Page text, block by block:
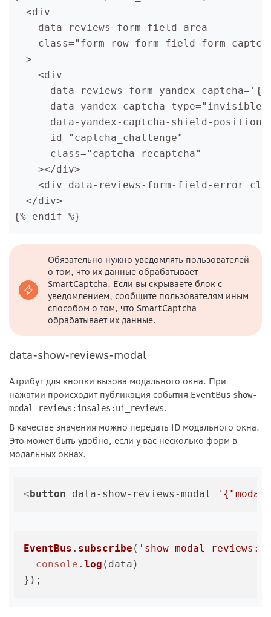
<div
data-reviews-form-field-area
class="form-row form-field form-
>
<div
data-reviews-form-yandex-
data-yandex-captcha-type="invisible"
data-yandex-captcha-shield-
id="captcha_challenge"
class="captcha-recaptcha"
></div>
<div data-reviews-form-field-error
</div>
{% endif %}
Обязательно нужно уведомлять пользователей
о том, что их данные обрабатывает
SmartCaptcha. Если вы скрываете блок с
уведомлением, сообщите пользователям иным
способом о том, что SmartCaptcha
обрабатывает их данные.
data-show-reviews-modal
Атрибут для кнопки вызова модального окна. При
нажатии происходит публикация события EventBus show-
modal-reviews:insales:ui_reviews.
В качестве значения можно передать ID модального окна.
Это может быть удобно, если у вас несколько форм в
модальных окнах.
< button data-show-reviews-modal=
EventBus . subscribe ( 'show-modal-
console . log (data)